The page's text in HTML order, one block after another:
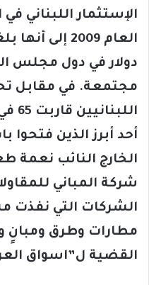
الإستثمار اللبناني
العام 2009
دولار في دول مجلس
مجتمعة. في مقابل
اللبنانيين قاربت 65 في المئة.
أحد أبرز الذين فتحوا
الخارج النائب
شركة المباني
الشركات التي نفذت
مطارات وطرق ومبانٍ
القضية ل”اسواق